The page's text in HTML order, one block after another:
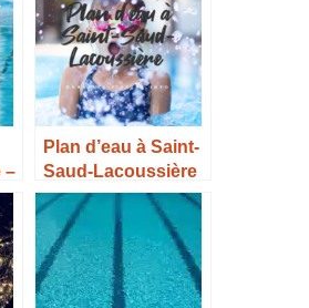
–
Plan d’eau à Saint-
Saud-Lacoussière
– Horaires, Tarifs et
infos –